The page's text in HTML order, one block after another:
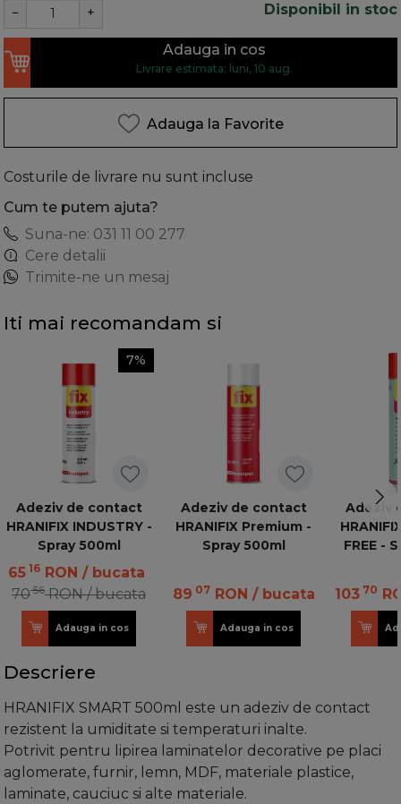
Disponibil in stoc
− +
Adauga in cos
Livrare estimata: luni, 10 aug.
Adauga la Favorite
Costurile de livrare nu sunt incluse
Cum te putem ajuta?
Suna-ne: 031 11 00 277
Cere detalii
Trimite-ne un mesaj
Iti mai recomandam si
7%
Adeziv de contact
HRANIFIX INDUSTRY -
Spray 500ml
65 16 RON / bucata
7056 RON / bucata
Adauga in cos
Adeziv de contact
HRANIFIX Premium -
Spray 500ml
89 07 RON / bucata
Adauga in cos
Adeziv
FREE -
103 70
Descriere
HRANIFIX SMART 500ml este un adeziv de contact
rezistent la umiditate si temperaturi inalte.
Potrivit pentru lipirea laminatelor decorative pe placi
aglomerate, furnir, lemn, MDF, materiale plastice,
laminate, cauciuc si alte materiale.